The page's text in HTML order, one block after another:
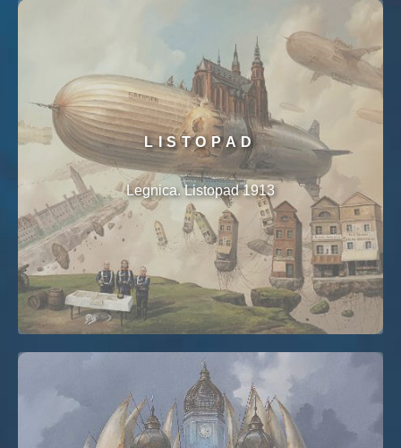
LISTOPAD
Legnica. Listopad 1913